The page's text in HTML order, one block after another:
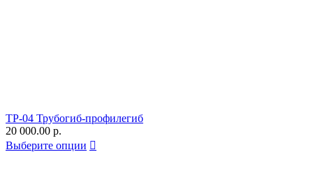
ТР-04 Трубогиб-профилегиб
20 000.00 р.
Выберите опции 